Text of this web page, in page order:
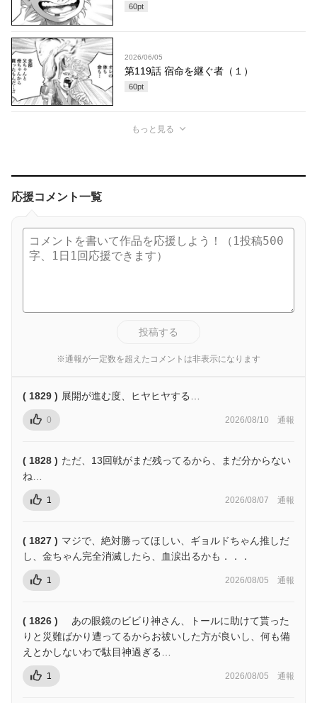
60pt
2026/06/05
第119話 宿命を継ぐ者（１）
60pt
もっと見る
応援コメント一覧
投稿する
※通報が一定数を超えたコメントは非表示になります
( 1829 ) 展開が進む度、ヒヤヒヤする…
0 2026/08/10 通報
( 1828 ) ただ、13回戦がまだ残ってるから、まだ分からない
ね…
1 2026/08/07 通報
( 1827 ) マジで、絶対勝ってほしい、ギョルドちゃん推しだ
し、金ちゃん完全消滅したら、血涙出るかも．．．
1 2026/08/05 通報
( 1826 )
あの眼鏡のビビり神さん、トールに助けて貰った
りと災難ばかり遭ってるからお祓いした方が良いし、何も備
えとかしないわで駄目神過ぎる…
1 2026/08/05 通報